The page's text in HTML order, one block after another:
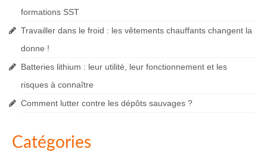
formations SST
Travailler dans le froid : les vêtements chauffants changent la
donne !
Batteries lithium : leur utilité, leur fonctionnement et les
risques à connaître
Comment lutter contre les dépôts sauvages ?
Catégories